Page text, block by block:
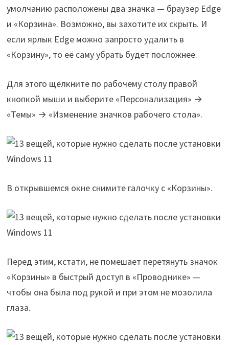
умолчанию расположены два значка — браузер Edge
и «Корзина». Возможно, вы захотите их скрыть. И
если ярлык Edge можно запросто удалить в
«Корзину», то её саму убрать будет посложнее.
Для этого щёлкните по рабочему столу правой
кнопкой мыши и выберите «Персонализация» →
«Темы» → «Изменение значков рабочего стола».
В открывшемся окне снимите галочку с «Корзины».
Перед этим, кстати, не помешает перетянуть значок
«Корзины» в быстрый доступ в «Проводнике» —
чтобы она была под рукой и при этом не мозолила
глаза.